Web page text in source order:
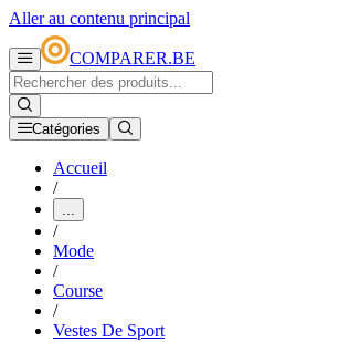
Aller au contenu principal
COMPARER.BE
Catégories
Accueil
/
...
/
Mode
/
Course
/
Vestes De Sport